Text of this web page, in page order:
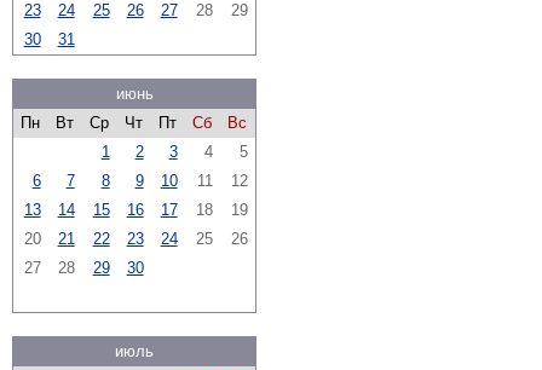
23
24 25 26 27 28
29
30
31
июнь
Пн
Вт Ср Чт Пт Сб
Вс
1
2 3 4
5
6
7 8 9 10 11
12
13
14 15 16 17 18
19
20
21 22 23 24 25
26
27
28 29 30
июль